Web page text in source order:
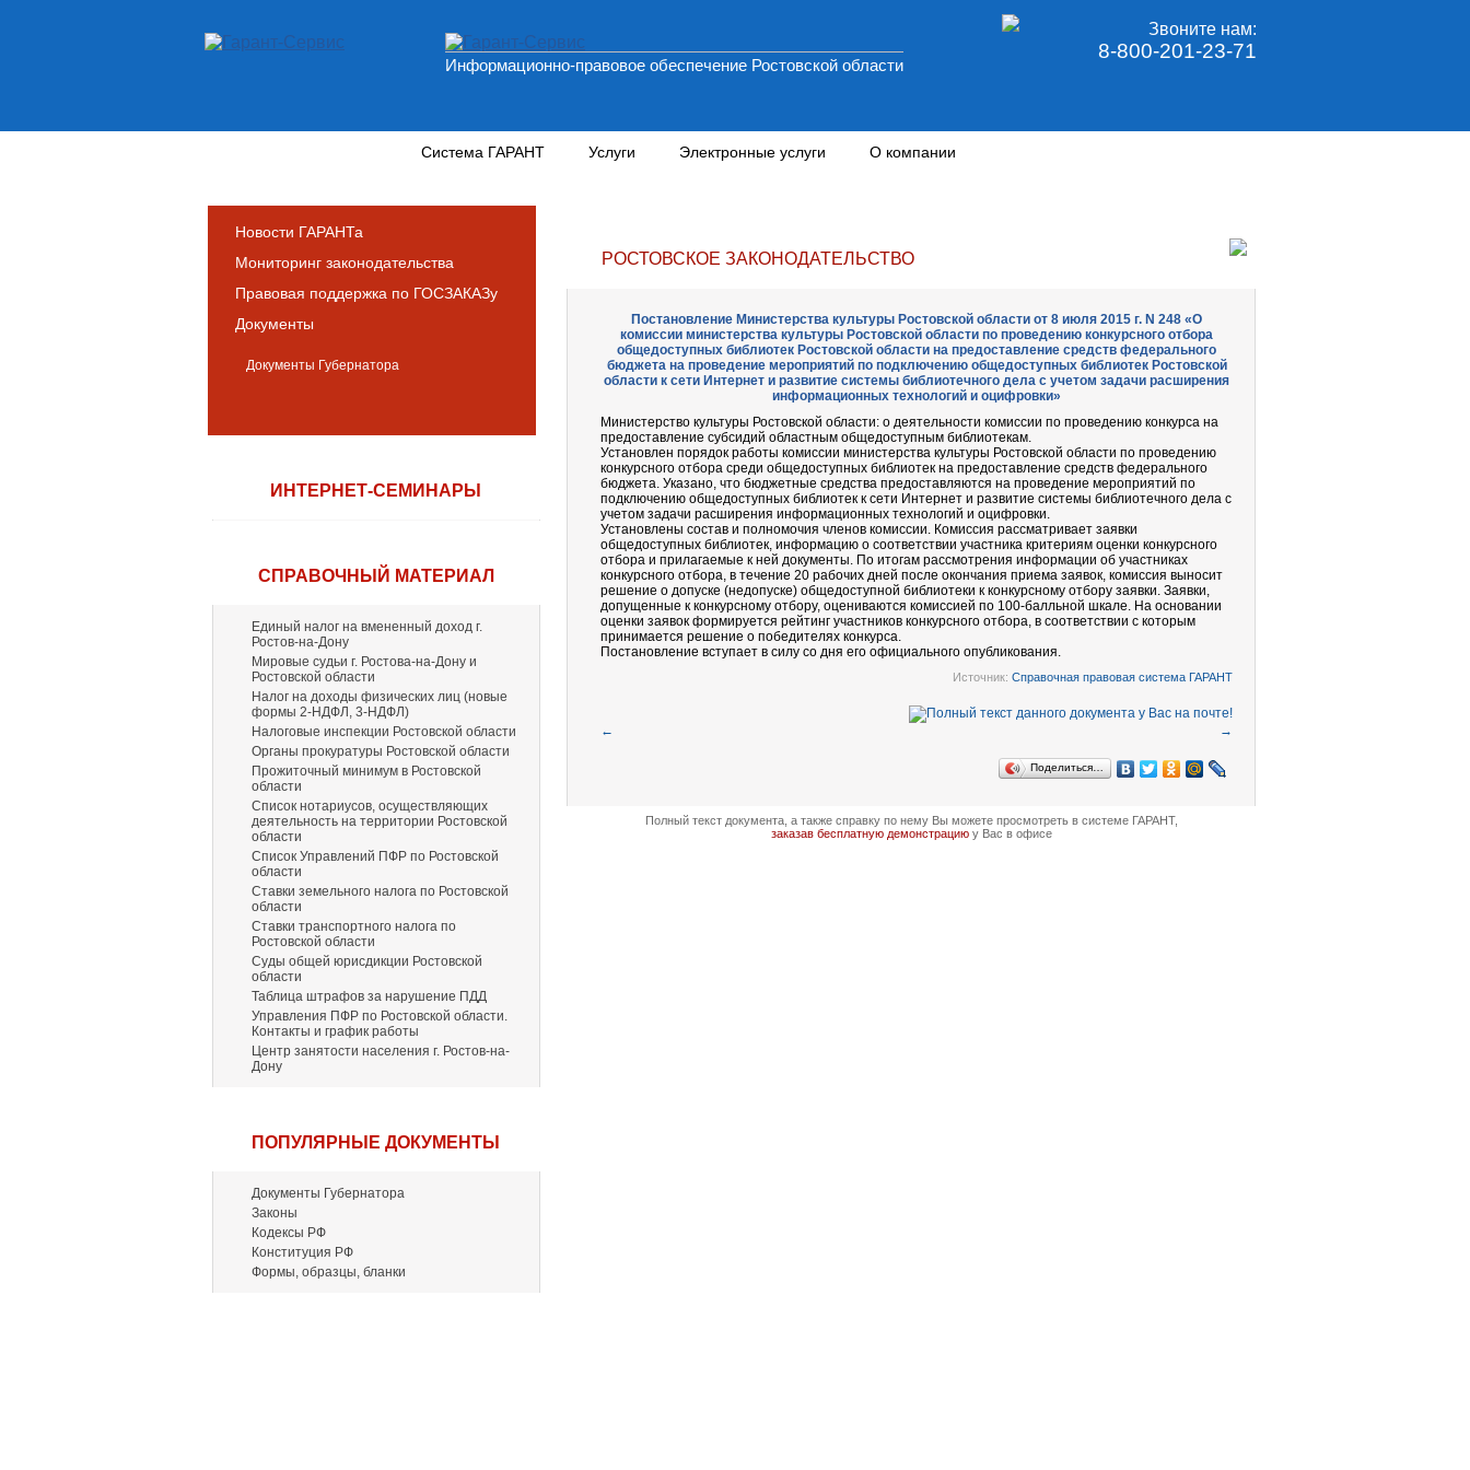
Информационно-правовое обеспечение Ростовской области
Звоните нам:
8-800-201-23-71
Система ГАРАНТ Услуги Электронные услуги О компании
Новости ГАРАНТа
Мониторинг законодательства
Правовая поддержка по ГОСЗАКАЗу
Документы
Документы Губернатора
ИНТЕРНЕТ-СЕМИНАРЫ
СПРАВОЧНЫЙ МАТЕРИАЛ
Единый налог на вмененный доход г.
Ростов-на-Дону
Мировые судьи г. Ростова-на-Дону и
Ростовской области
Налог на доходы физических лиц (новые
формы 2-НДФЛ, 3-НДФЛ)
Налоговые инспекции Ростовской области
Органы прокуратуры Ростовской области
Прожиточный минимум в Ростовской
области
Список нотариусов, осуществляющих
деятельность на территории Ростовской
области
Список Управлений ПФР по Ростовской
области
Ставки земельного налога по Ростовской
области
Ставки транспортного налога по
Ростовской области
Суды общей юрисдикции Ростовской
области
Таблица штрафов за нарушение ПДД
Управления ПФР по Ростовской области.
Контакты и график работы
Центр занятости населения г. Ростов-на-
Дону
ПОПУЛЯРНЫЕ ДОКУМЕНТЫ
Документы Губернатора
Законы
Кодексы РФ
Конституция РФ
Формы, образцы, бланки
РОСТОВСКОЕ ЗАКОНОДАТЕЛЬСТВО
Постановление Министерства культуры Ростовской области от 8 июля 2015 г. N 248 «О
комиссии министерства культуры Ростовской области по проведению конкурсного отбора
общедоступных библиотек Ростовской области на предоставление средств федерального
бюджета на проведение мероприятий по подключению общедоступных библиотек Ростовской
области к сети Интернет и развитие системы библиотечного дела с учетом задачи расширения
информационных технологий и оцифровки»
Министерство культуры Ростовской области: о деятельности комиссии по проведению конкурса на
предоставление субсидий областным общедоступным библиотекам.
Установлен порядок работы комиссии министерства культуры Ростовской области по проведению
конкурсного отбора среди общедоступных библиотек на предоставление средств федерального
бюджета. Указано, что бюджетные средства предоставляются на проведение мероприятий по
подключению общедоступных библиотек к сети Интернет и развитие системы библиотечного дела с
учетом задачи расширения информационных технологий и оцифровки.
Установлены состав и полномочия членов комиссии. Комиссия рассматривает заявки
общедоступных библиотек, информацию о соответствии участника критериям оценки конкурсного
отбора и прилагаемые к ней документы. По итогам рассмотрения информации об участниках
конкурсного отбора, в течение 20 рабочих дней после окончания приема заявок, комиссия выносит
решение о допуске (недопуске) общедоступной библиотеки к конкурсному отбору заявки. Заявки,
допущенные к конкурсному отбору, оцениваются комиссией по 100-балльной шкале. На основании
оценки заявок формируется рейтинг участников конкурсного отбора, в соответствии с которым
принимается решение о победителях конкурса.
Постановление вступает в силу со дня его официального опубликования.
Источник: Справочная правовая система ГАРАНТ
← →
Поделиться…
Полный текст документа, а также справку по нему Вы можете просмотреть в системе ГАРАНТ,
заказав бесплатную демонстрациюу Вас в офисе